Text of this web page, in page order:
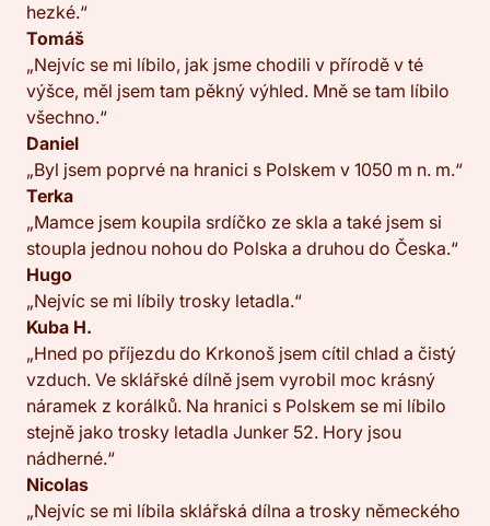
hezké.“
Tomáš
„Nejvíc se mi líbilo, jak jsme chodili v přírodě v té
výšce, měl jsem tam pěkný výhled. Mně se tam líbilo
všechno.“
Daniel
„Byl jsem poprvé na hranici s Polskem v 1050 m n. m.“
Terka
„Mamce jsem koupila srdíčko ze skla a také jsem si
stoupla jednou nohou do Polska a druhou do Česka.“
Hugo
„Nejvíc se mi líbily trosky letadla.“
Kuba H.
„Hned po příjezdu do Krkonoš jsem cítil chlad a čistý
vzduch. Ve sklářské dílně jsem vyrobil moc krásný
náramek z korálků. Na hranici s Polskem se mi líbilo
stejně jako trosky letadla Junker 52. Hory jsou
nádherné.“
Nicolas
„Nejvíc se mi líbila sklářská dílna a trosky německého